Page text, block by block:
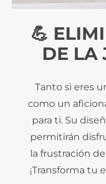
💪
DE LA
Tanto si eres
como un
para ti. Su
permitirán
la frustración
¡Transforma tu